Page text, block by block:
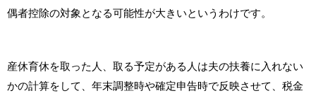
偶者控除の対象となる可能性が大きいというわけです。
産休育休を取った人、取る予定がある人は夫の扶養に入れない
かの計算をして、年末調整時や確定申告時で反映させて、税金